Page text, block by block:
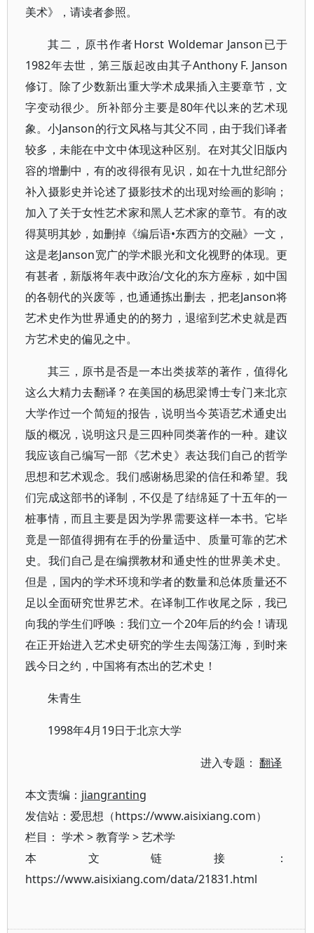
美术》，请读者参照。
其二，原书作者Horst Woldemar Janson已于
1982年去世，第三版起改由其子Anthony F. Janson
修订。除了少数新出重大学术成果插入主要章节，文
字变动很少。所补部分主要是80年代以来的艺术现
象。小Janson的行文风格与其父不同，由于我们译者
较多，未能在中文中体现这种区别。在对其父旧版内
容的增删中，有的改得很有见识，如在十九世纪部分
补入摄影史并论述了摄影技术的出现对绘画的影响；
加入了关于女性艺术家和黑人艺术家的章节。有的改
得莫明其妙，如删掉《编后语•东西方的交融》一文，
这是老Janson宽广的学术眼光和文化视野的体现。更
有甚者，新版将年表中政治/文化的东方座标，如中国
的各朝代的兴废等，也通通拣出删去，把老Janson将
艺术史作为世界通史的的努力，退缩到艺术史就是西
方艺术史的偏见之中。
其三，原书是否是一本出类拔萃的著作，值得化
这么大精力去翻译？在美国的杨思梁博士专门来北京
大学作过一个简短的报告，说明当今英语艺术通史出
版的概况，说明这只是三四种同类著作的一种。建议
我应该自己编写一部《艺术史》表达我们自己的哲学
思想和艺术观念。我们感谢杨思梁的信任和希望。我
们完成这部书的译制，不仅是了结绵延了十五年的一
桩事情，而且主要是因为学界需要这样一本书。它毕
竟是一部值得拥有在手的份量适中、质量可靠的艺术
史。我们自己是在编撰教材和通史性的世界美术史。
但是，国内的学术环境和学者的数量和总体质量还不
足以全面研究世界艺术。在译制工作收尾之际，我已
向我的学生们呼唤：我们立一个20年后的约会！请现
在正开始进入艺术史研究的学生去闯荡江海，到时来
践今日之约，中国将有杰出的艺术史！
朱青生
1998年4月19日于北京大学
进入专题：翻译
本文责编： jiangranting
发信站：爱思想（https://www.aisixiang.com）
栏目： 学术>教育学 >艺术学
本文链接：
https://www.aisixiang.com/data/21831.html